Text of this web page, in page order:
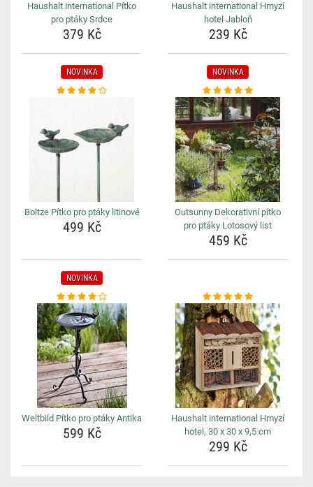
Haushalt international Pítko
pro ptáky Srdce
379 Kč
Haushalt international Hmyzí
hotel Jabloň
239 Kč
NOVINKA
Boltze Pítko pro ptáky litinové
499 Kč
NOVINKA
Outsunny Dekorativní pítko
pro ptáky Lotosový list
459 Kč
NOVINKA
Weltbild Pítko pro ptáky Antika
599 Kč
Haushalt international Hmyzí
hotel, 30 x 30 x 9,5 cm
299 Kč